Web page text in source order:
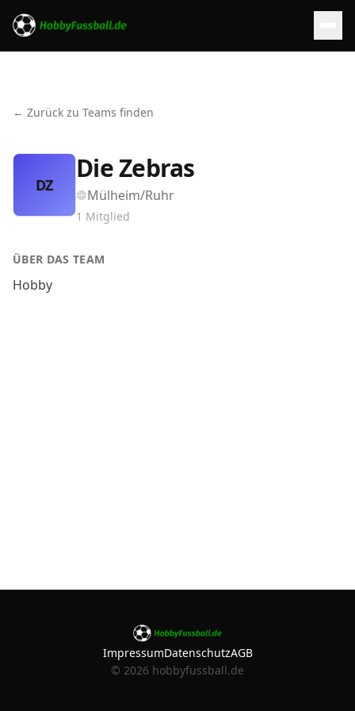
← Zurück zu Teams finden
DZ
Die Zebras
Mülheim/Ruhr
1 Mitglied
ÜBER DAS TEAM
Hobby
ImpressumDatenschutzAGB
© 2026 hobbyfussball.de